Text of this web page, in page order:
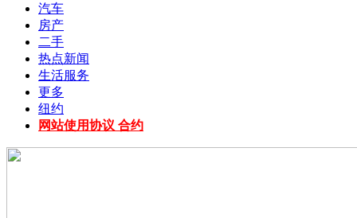
汽车
房产
二手
热点新闻
生活服务
更多
纽约
网站使用协议 合约